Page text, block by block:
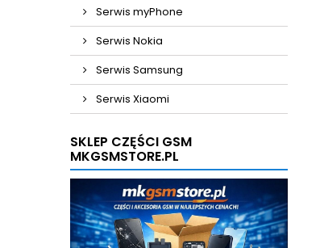
Serwis myPhone
Serwis Nokia
Serwis Samsung
Serwis Xiaomi
SKLEP CZĘŚCI GSM
MKGSMSTORE.PL